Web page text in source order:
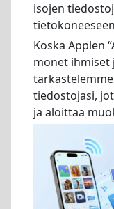
isojen
Koska Applen
monet ihmiset
tiedostojasi,
ja aloittaa